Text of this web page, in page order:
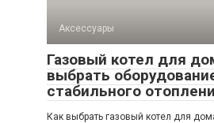
Аксессуары
Газовый котел для
выбрать
стабильного
Как выбрать газовый котел для